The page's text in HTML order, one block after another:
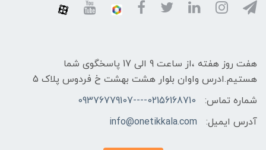
هفت روز هفته ،از ساعت 9 الی 17 پاسخگوی شما
هستیم.ادرس واوان بلوار هشت بهشت خ فردوس پلاک 5
شماره تماس:
02156168710----09376779107
آدرس ایمیل:
info@onetikkala.com